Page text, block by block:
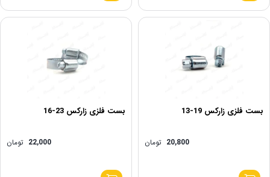
بست فلزی زارکس 19-13
20,800 تومان
بست فلزی زارکس 23-16
22,000 تومان